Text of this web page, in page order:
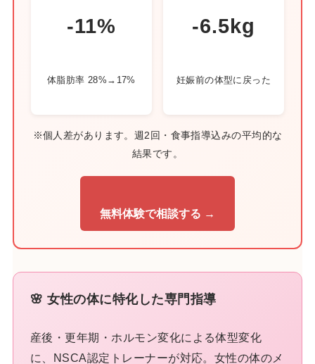
-11%
体脂肪率 28%→17%
-6.5kg
妊娠前の体型に戻った
※個人差があります。週2回・食事指導込みの平均的な
結果です。
無料体験で相談する →
🌸 女性の体に特化した専門指導
産後・更年期・ホルモン変化による体型変化
に、NSCA認定トレーナーが対応。女性の体のメ